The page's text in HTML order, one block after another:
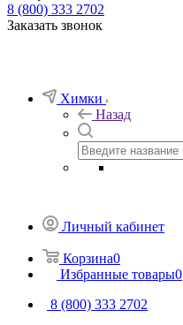
8 (800) 333 2702
Заказать звонок
Химки
Назад
Личный кабинет
Корзина0
Избранные товары0
8 (800) 333 2702